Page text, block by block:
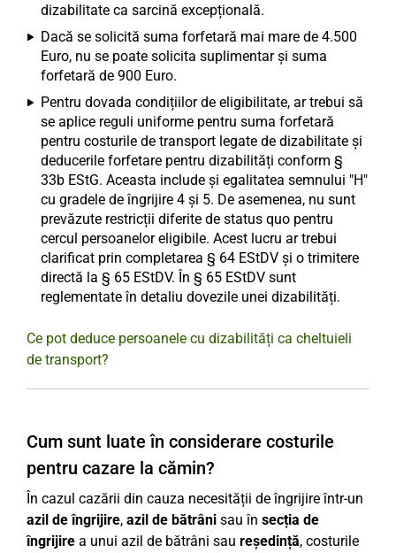
dizabilitate ca sarcină excepțională.
Dacă se solicită suma forfetară mai mare de 4.500
Euro, nu se poate solicita suplimentar și suma
forfetară de 900 Euro.
Pentru dovada condițiilor de eligibilitate, ar trebui să
se aplice reguli uniforme pentru suma forfetară
pentru costurile de transport legate de dizabilitate și
deducerile forfetare pentru dizabilități conform §
33b EStG. Aceasta include și egalitatea semnului "H"
cu gradele de îngrijire 4 și 5. De asemenea, nu sunt
prevăzute restricții diferite de status quo pentru
cercul persoanelor eligibile. Acest lucru ar trebui
clarificat prin completarea § 64 EStDV și o trimitere
directă la § 65 EStDV. În § 65 EStDV sunt
reglementate în detaliu dovezile unei dizabilități.
Ce pot deduce persoanele cu dizabilități ca cheltuieli
de transport?
Cum sunt luate în considerare costurile
pentru cazare la cămin?
În cazul cazării din cauza necesității de îngrijire într-un
azil de îngrijire, azil de bătrâni sau în secția de
îngrijire a unui azil de bătrâni sau reședință, costurile